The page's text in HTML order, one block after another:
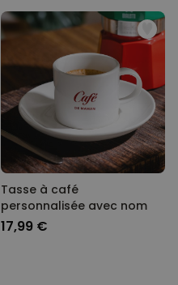
Tasse à café
personnalisée avec nom
17,99 €